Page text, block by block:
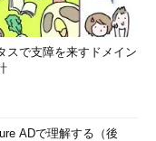
スで支障を来すドメイン
ADで理解する（後